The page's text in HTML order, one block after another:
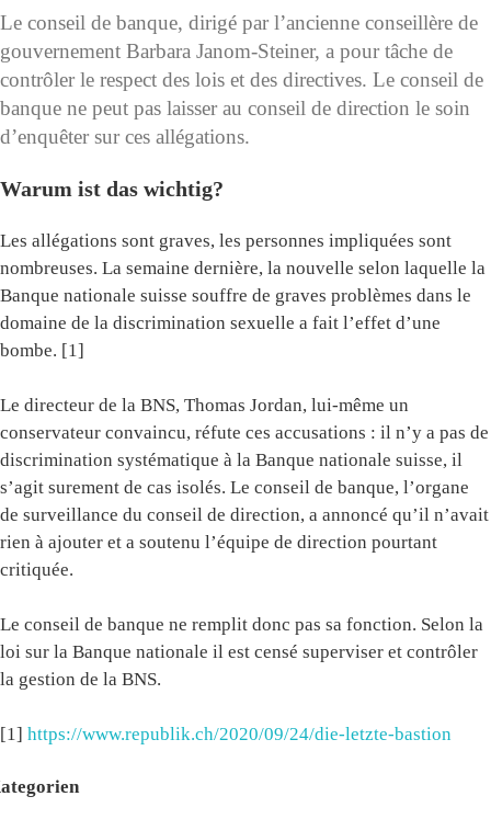
Le conseil de banque, dirigé par l’ancienne conseillère de
gouvernement Barbara Janom-Steiner, a pour tâche de
contrôler le respect des lois et des directives. Le conseil de
banque ne peut pas laisser au conseil de direction le soin
d’enquêter sur ces allégations.
Warum ist das wichtig?
Les allégations sont graves, les personnes impliquées sont
nombreuses. La semaine dernière, la nouvelle selon laquelle la
Banque nationale suisse souffre de graves problèmes dans le
domaine de la discrimination sexuelle a fait l’effet d’une
bombe. [1]
Le directeur de la BNS, Thomas Jordan, lui-même un
conservateur convaincu, réfute ces accusations : il n’y a pas de
discrimination systématique à la Banque nationale suisse, il
s’agit surement de cas isolés. Le conseil de banque, l’organe
de surveillance du conseil de direction, a annoncé qu’il n’avait
rien à ajouter et a soutenu l’équipe de direction pourtant
critiquée.
Le conseil de banque ne remplit donc pas sa fonction. Selon la
loi sur la Banque nationale il est censé superviser et contrôler
la gestion de la BNS.
[1] https://www.republik.ch/2020/09/24/die-letzte-bastion